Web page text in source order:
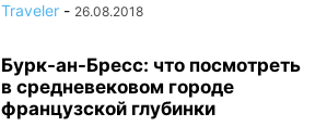
Traveler - 26.08.2018
Бурк-ан-Бресс: что посмотреть
в средневековом городе
французской глубинки